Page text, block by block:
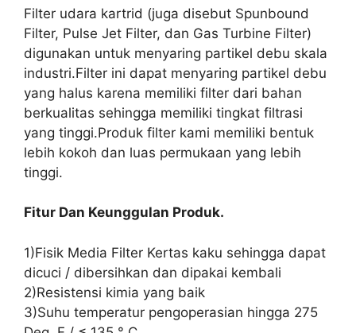
Filter udara kartrid (juga disebut Spunbound
Filter, Pulse Jet Filter, dan Gas Turbine Filter)
digunakan untuk menyaring partikel debu skala
industri.Filter ini dapat menyaring partikel debu
yang halus karena memiliki filter dari bahan
berkualitas sehingga memiliki tingkat filtrasi
yang tinggi.Produk filter kami memiliki bentuk
lebih kokoh dan luas permukaan yang lebih
tinggi.
Fitur Dan Keunggulan Produk.
1)Fisik Media Filter Kertas kaku sehingga dapat
dicuci / dibersihkan dan dipakai kembali
2)Resistensi kimia yang baik
3)Suhu temperatur pengoperasian hingga 275